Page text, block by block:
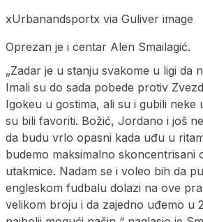
xUrbanandsportx via Guliver image
Oprezan je i centar Alen Smailagić.
„Zadar je u stanju svakome u ligi da
Imali su do sada pobede protiv
Igokeu u gostima, ali su i gubili neke
su bili favoriti. Božić, Jordano i još
da budu vrlo opasni kada uđu u
budemo maksimalno skoncentrisani
utakmice. Nadam se i voleo bih da
engleskom fudbalu dolazi na ove
velikom broju i da zajedno uđemo u